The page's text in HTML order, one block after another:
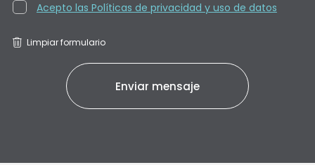
Acepto las Políticas de privacidad y uso de datos
Limpiar formulario